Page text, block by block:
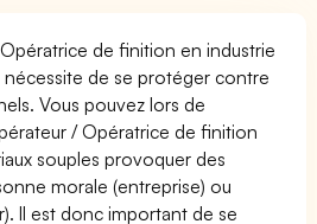
de finition en industrie
nécessite de se protéger contre
Vous pouvez lors de
/ Opératrice de finition
souples provoquer des
morale (entreprise) ou
Il est donc important de se